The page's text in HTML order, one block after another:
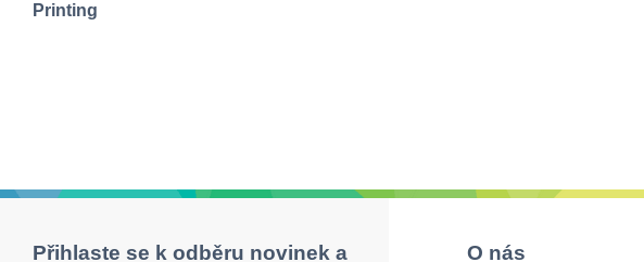
Printing
Přihlaste se k odběru novinek a O nás